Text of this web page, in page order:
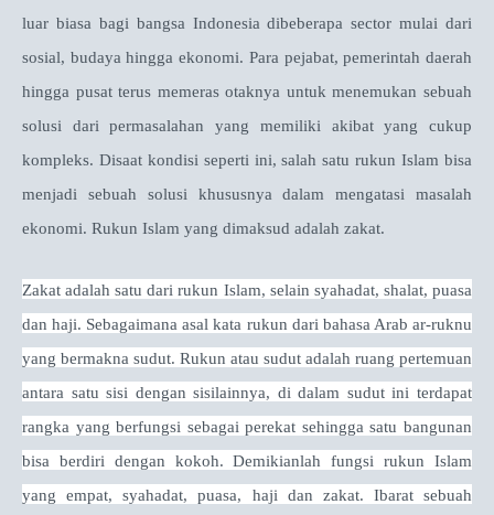
luar biasa bagi bangsa Indonesia dibeberapa sector mulai dari
sosial, budaya hingga ekonomi. Para pejabat, pemerintah daerah
hingga pusat terus memeras otaknya untuk menemukan sebuah
solusi dari permasalahan yang memiliki akibat yang cukup
kompleks. Disaat kondisi seperti ini, salah satu rukun Islam bisa
menjadi sebuah solusi khususnya dalam mengatasi masalah
ekonomi. Rukun Islam yang dimaksud adalah zakat.
Zakat adalah satu dari rukun Islam, selain syahadat, shalat, puasa
dan haji. Sebagaimana asal kata rukun dari bahasa Arab ar-ruknu
yang bermakna sudut. Rukun atau sudut adalah ruang pertemuan
antara satu sisi dengan sisilainnya, di dalam sudut ini terdapat
rangka yang berfungsi sebagai perekat sehingga satu bangunan
bisa berdiri dengan kokoh. Demikianlah fungsi rukun Islam
yang empat, syahadat, puasa, haji dan zakat. Ibarat sebuah